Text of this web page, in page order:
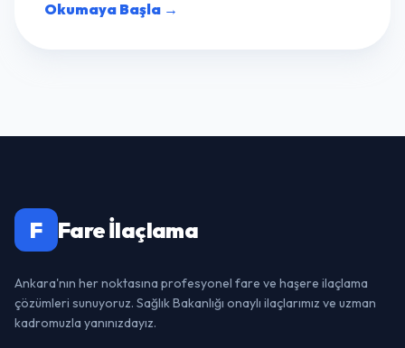
Okumaya Başla →
F Fare İlaçlama
Ankara'nın her noktasına profesyonel fare ve haşere ilaçlama
çözümleri sunuyoruz. Sağlık Bakanlığı onaylı ilaçlarımız ve uzman
kadromuzla yanınızdayız.